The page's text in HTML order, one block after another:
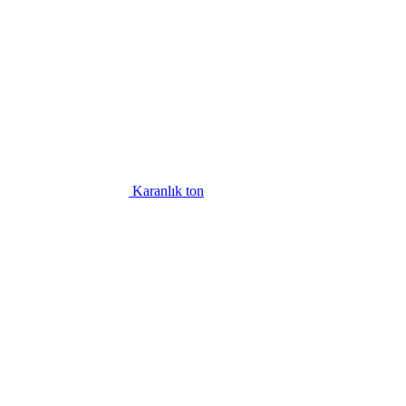
Karanlık ton